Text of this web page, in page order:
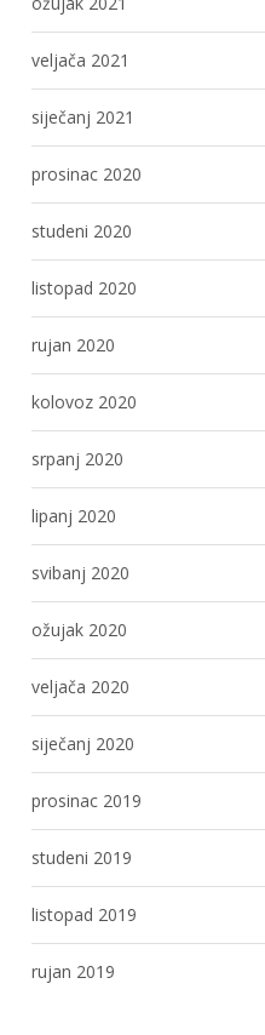
veljača 2021
siječanj 2021
prosinac 2020
studeni 2020
listopad 2020
rujan 2020
kolovoz 2020
srpanj 2020
lipanj 2020
svibanj 2020
ožujak 2020
veljača 2020
siječanj 2020
prosinac 2019
studeni 2019
listopad 2019
rujan 2019